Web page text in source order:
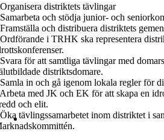
distriktets tävlingar
och stödja junior- och
och distribuera distriktets
i TRHK ska representera
för att samtliga tävlingar med
distriktsdomare.
in och gå igenom lokala regler för
med JK och EK för att skapa en
och elit.
tävlingssamarbetet inom distriktet i